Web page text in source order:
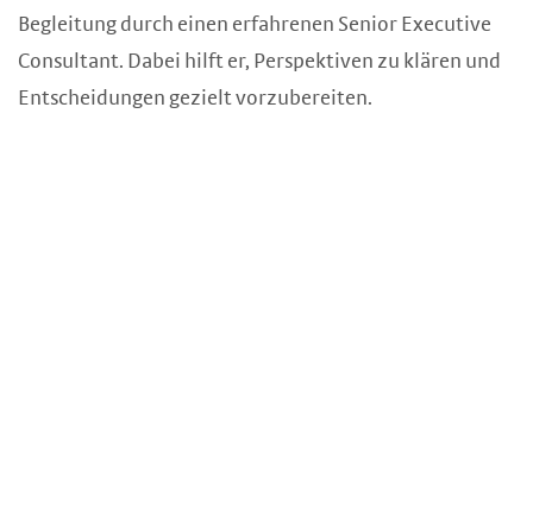
Begleitung durch einen erfahrenen Senior Executive
Consultant. Dabei hilft er, Perspektiven zu klären und
Entscheidungen gezielt vorzubereiten.